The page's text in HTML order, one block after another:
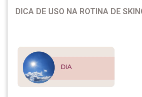
DICA DE USO NA ROTINA DE